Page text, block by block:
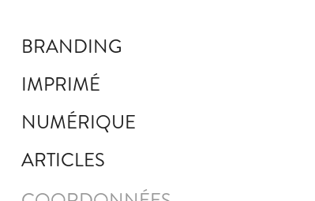
BRANDING
IMPRIMÉ
NUMÉRIQUE
ARTICLES